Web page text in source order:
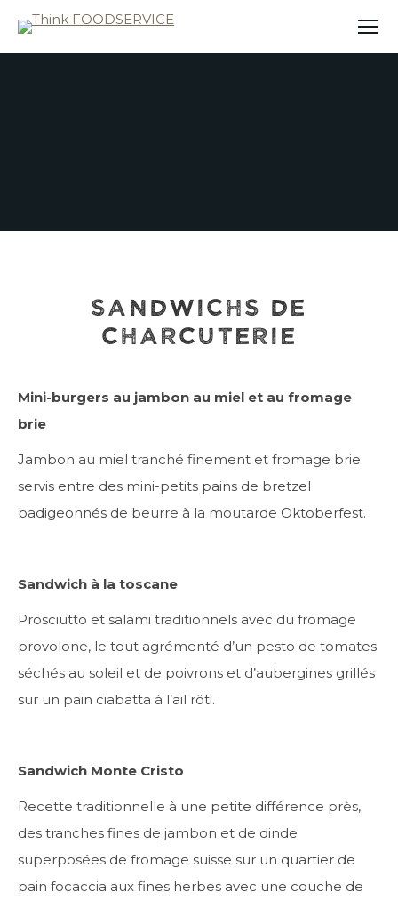
SANDWICHS DE
CHARCUTERIE
Mini-burgers au jambon au miel et au fromage
brie
Jambon au miel tranché finement et fromage brie
servis entre des mini-petits pains de bretzel
badigeonnés de beurre à la moutarde Oktoberfest.
Sandwich à la toscane
Prosciutto et salami traditionnels avec du fromage
provolone, le tout agrémenté d’un pesto de tomates
séchés au soleil et de poivrons et d’aubergines grillés
sur un pain ciabatta à l’ail rôti.
Sandwich Monte Cristo
Recette traditionnelle à une petite différence près,
des tranches fines de jambon et de dinde
superposées de fromage suisse sur un quartier de
pain focaccia aux fines herbes avec une couche de